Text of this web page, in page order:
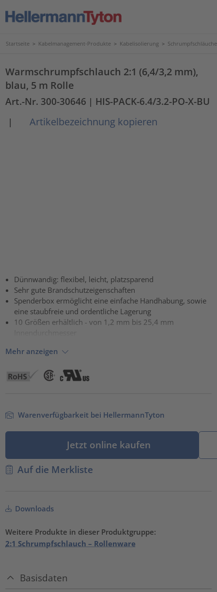
Startseite > Kabelmanagement-Produkte > Kabelisolierung > Schrumpfschläuche
Warmschrumpfschlauch 2:1 (6,4/3,2 mm),
blau, 5 m Rolle
Art.-Nr. 300-30646 | HIS-PACK-6.4/3.2-PO-X-BU
|
Artikelbezeichnung kopieren
Dünnwandig: flexibel, leicht, platzsparend
Sehr gute Brandschutzeigenschaften
Spenderbox ermöglicht eine einfache Handhabung, sowie
eine staubfreie und ordentliche Lagerung
10 Größen erhältlich - von 1,2 mm bis 25,4 mm
Mehr anzeigen
Warenverfügbarkeit bei HellermannTyton
Jetzt online kaufen
Auf die Merkliste
Downloads
Weitere Produkte in dieser Produktgruppe:
2:1 Schrumpfschlauch – Rollenware
Basisdaten